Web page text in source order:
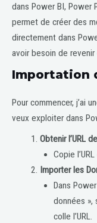
dans Power BI, Power
permet de créer des
directement dans
avoir besoin de revenir
Importation
Pour commencer, j’ai
veux exploiter dans
Obtenir l’URL
Copie
Importer les
Dans
données »,
colle l’URL.